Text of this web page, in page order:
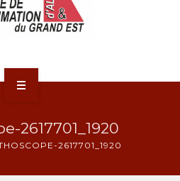
2617701_1920
2617701_1920